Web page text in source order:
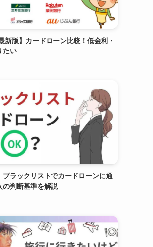
新版】カードローン比較！低金利・
たい
ブラックリストでカードローンに通
の判断基準を解説